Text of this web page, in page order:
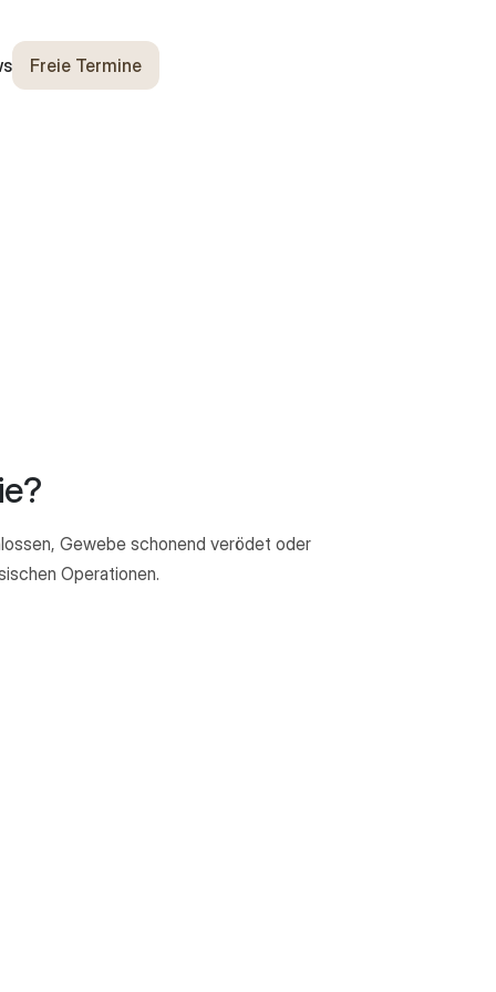
Freie Termine
Gewebe schonend verödet oder
Operationen.